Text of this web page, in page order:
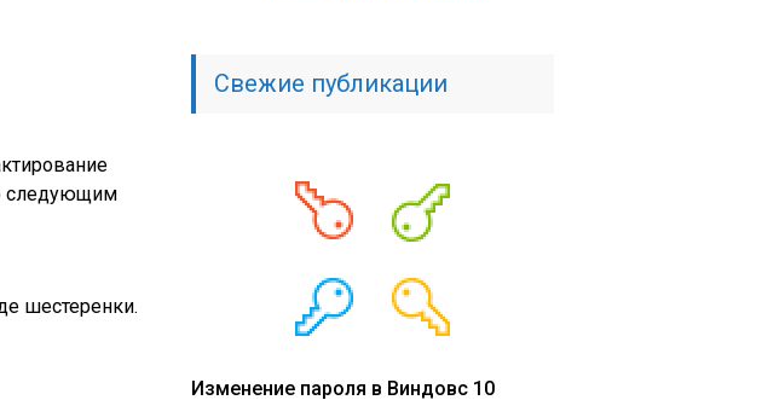
следующим
шестеренки.
Свежие публикации
Изменение пароля в Виндовс 10